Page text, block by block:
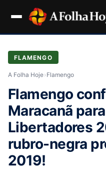
FLAMENGO
A Folha Hoje› Flamengo
Flamengo
Maracanã
Libertadores
rubro-negra
2019!